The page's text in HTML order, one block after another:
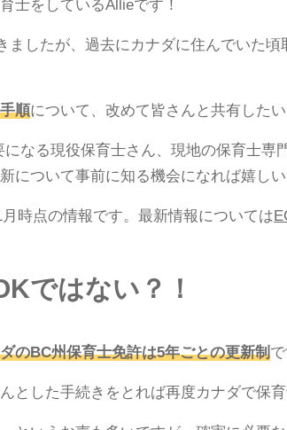
士をしているAllieです！
ましたが、過去にカナダに住んでいた
順について、改めて皆さんと共有したい
なる現役保育士さん、現地の保育士
について事前に知る機会になれば嬉しい
時点の情報です。最新情報については
ではない？！
のBC州保育士免許は5年ごとの更新制
とした手続きをとれば再度カナダで保育